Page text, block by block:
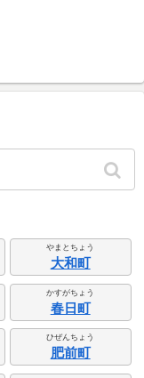
やまとちょう
大和町
かすがちょう
春日町
ひぜんちょう
肥前町